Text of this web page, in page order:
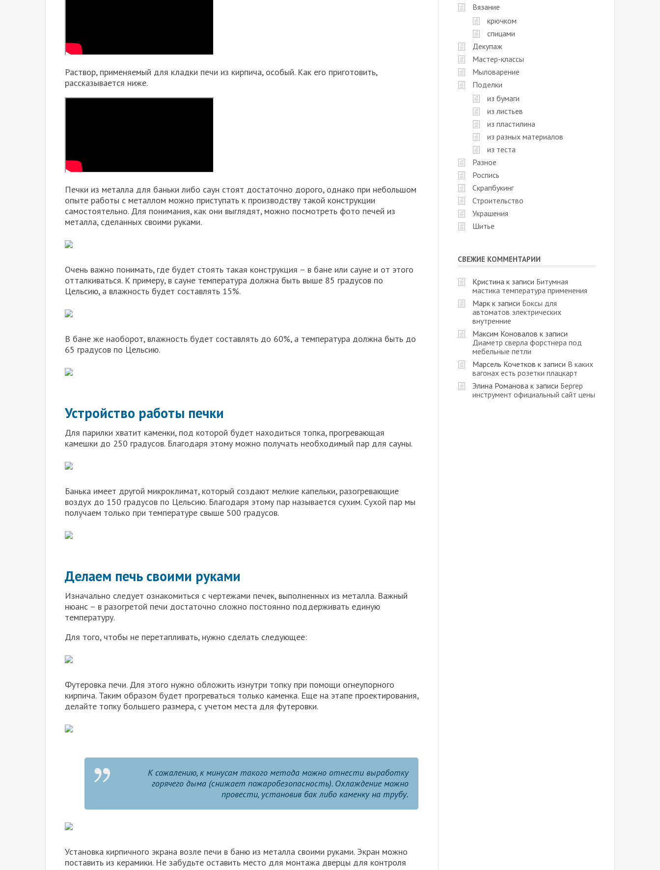
Раствор, применяемый для кладки печи из кирпича, особый. Как его приготовить,
рассказывается ниже.
Печки из металла для баньки либо саун стоят достаточно дорого, однако при небольшом
опыте работы с металлом можно приступать к производству такой конструкции
самостоятельно. Для понимания, как они выглядят, можно посмотреть фото печей из
металла, сделанных своими руками.
Очень важно понимать, где будет стоять такая конструкция – в бане или сауне и от этого
отталкиваться. К примеру, в сауне температура должна быть выше 85 градусов по
Цельсию, а влажность будет составлять 15%.
В бане же наоборот, влажность будет составлять до 60%, а температура должна быть до
65 градусов по Цельсию.
Устройство работы печки
Для парилки хватит каменки, под которой будет находиться топка, прогревающая
камешки до 250 градусов. Благодаря этому можно получать необходимый пар для сауны.
Банька имеет другой микроклимат, который создают мелкие капельки, разогревающие
воздух до 150 градусов по Цельсию. Благодаря этому пар называется сухим. Сухой пар мы
получаем только при температуре свыше 500 градусов.
Делаем печь своими руками
Изначально следует ознакомиться с чертежами печек, выполненных из металла. Важный
нюанс – в разогретой печи достаточно сложно постоянно поддерживать единую
температуру.
Для того, чтобы не перетапливать, нужно сделать следующее:
Футеровка печи. Для этого нужно обложить изнутри топку при помощи огнеупорного
кирпича. Таким образом будет прогреваться только каменка. Еще на этапе проектирования,
делайте топку большего размера, с учетом места для футеровки.
К сожалению, к минусам такого метода можно отнести выработку
горячего дыма (снижает пожаробезопасность). Охлаждение можно
провести, установив бак либо каменку на трубу.
Установка кирпичного экрана возле печи в баню из металла своими руками. Экран можно
поставить из керамики. Не забудьте оставить место для монтажа дверцы для контроля
Вязание
крючком
спицами
Декупаж
Мастер-классы
Мыловарение
Поделки
из бумаги
из листьев
из пластилина
из разных материалов
из теста
Разное
Роспись
Скрапбукинг
Строительство
Украшения
Шитье
СВЕЖИЕ КОММЕНТАРИИ
Кристина к записи Битумная
мастика температура применения
Марк к записи Боксы для
автоматов электрических
внутренние
Максим Коновалов к записи
Диаметр сверла форстнера под
мебельные петли
Марсель Кочетков к записи В каких
вагонах есть розетки плацкарт
Элина Романова к записи Бергер
инструмент официальный сайт цены